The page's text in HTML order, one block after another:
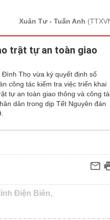
Xuân Tư - Tuấn Anh
trật tự an toàn giao
Thọ vừa ký quyết định số
công tác kiểm tra việc triển khai
tự an toàn giao thông và công
dân trong dịp Tết Nguyên đán
Điện Biên,